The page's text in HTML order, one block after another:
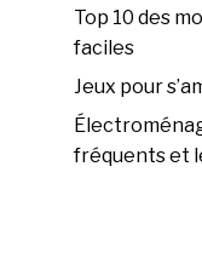
Top 10 des
faciles
Jeux pour
fréquents et